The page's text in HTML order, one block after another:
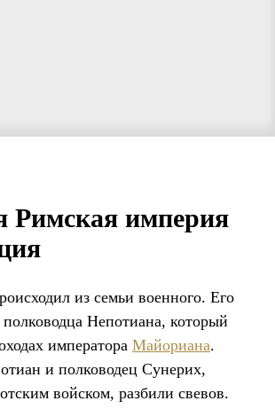
Римская империя
из семьи военного. Его
Непотиана, который
императора Майориана.
и полководец Сунерих,
войском, разбили свевов.